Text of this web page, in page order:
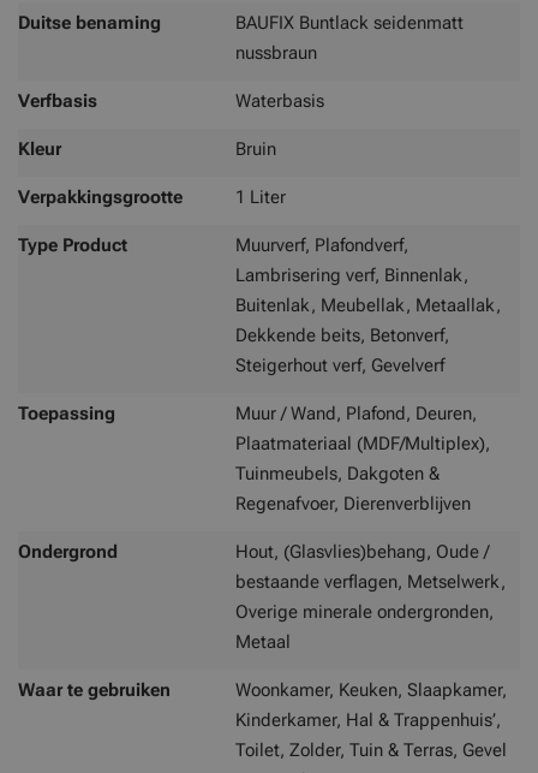
Duitse benaming
BAUFIX Buntlack seidenmatt
nussbraun
Verfbasis Waterbasis
Kleur Bruin
Verpakkingsgrootte 1 Liter
Type Product
Muurverf, Plafondverf,
Lambrisering verf, Binnenlak,
Buitenlak, Meubellak, Metaallak,
Dekkende beits, Betonverf,
Steigerhout verf, Gevelverf
Toepassing
Muur / Wand, Plafond, Deuren,
Plaatmateriaal (MDF/Multiplex),
Tuinmeubels, Dakgoten &
Regenafvoer, Dierenverblijven
Ondergrond
Hout, (Glasvlies)behang, Oude /
bestaande verflagen, Metselwerk,
Overige minerale ondergronden,
Metaal
Waar te gebruiken
Woonkamer, Keuken, Slaapkamer,
Kinderkamer, Hal & Trappenhuis’,
Toilet, Zolder, Tuin & Terras, Gevel